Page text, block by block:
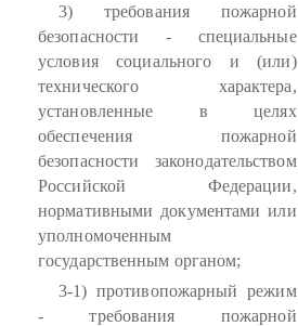
3) требования пожарной
безопасности - специальные
условия социального и (или)
технического характера,
установленные в целях
обеспечения пожарной
безопасности законодательством
Российской Федерации,
нормативными документами или
уполномоченным
государственным органом;
3-1) противопожарный режим
- требования пожарной